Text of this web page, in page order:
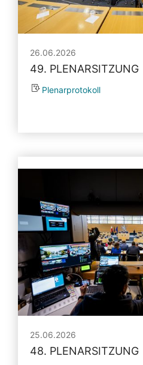
26.06.2026
49. PLENARSITZUNG
Plenarprotokoll
25.06.2026
48. PLENARSITZUNG